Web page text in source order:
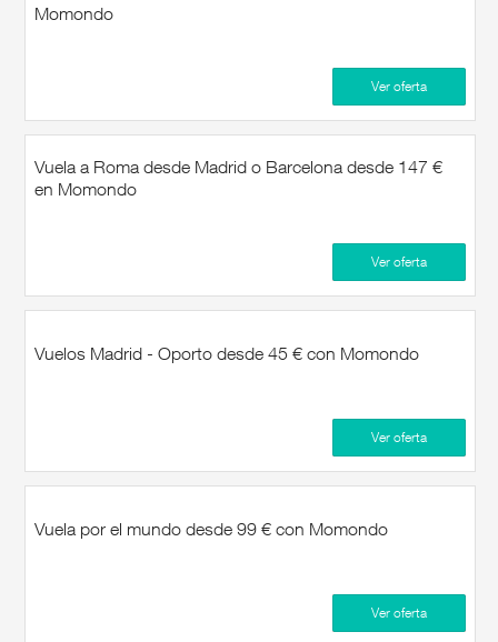
Momondo
Ver oferta
Vuela a Roma desde Madrid o Barcelona desde 147 €
en Momondo
Ver oferta
Vuelos Madrid - Oporto desde 45 € con Momondo
Ver oferta
Vuela por el mundo desde 99 € con Momondo
Ver oferta